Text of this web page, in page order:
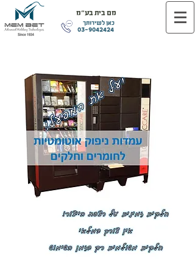
מם בית בע"מ
03-9042424
כאן לשירותך